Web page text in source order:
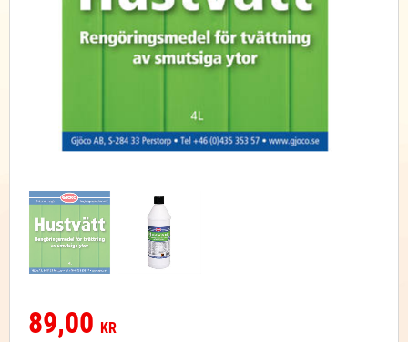
89,00 KR